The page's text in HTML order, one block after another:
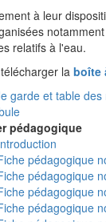
à leur
relatifs à l'eau.
la boîte
garde et table des
pédagogique
pédagogique
pédagogique
pédagogique
pédagogique